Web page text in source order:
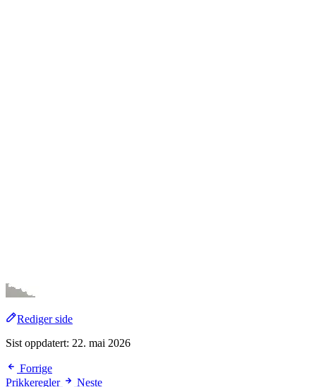
Rediger side
Sist oppdatert: 22. mai 2026
Forrige
Prikkeregler
Neste